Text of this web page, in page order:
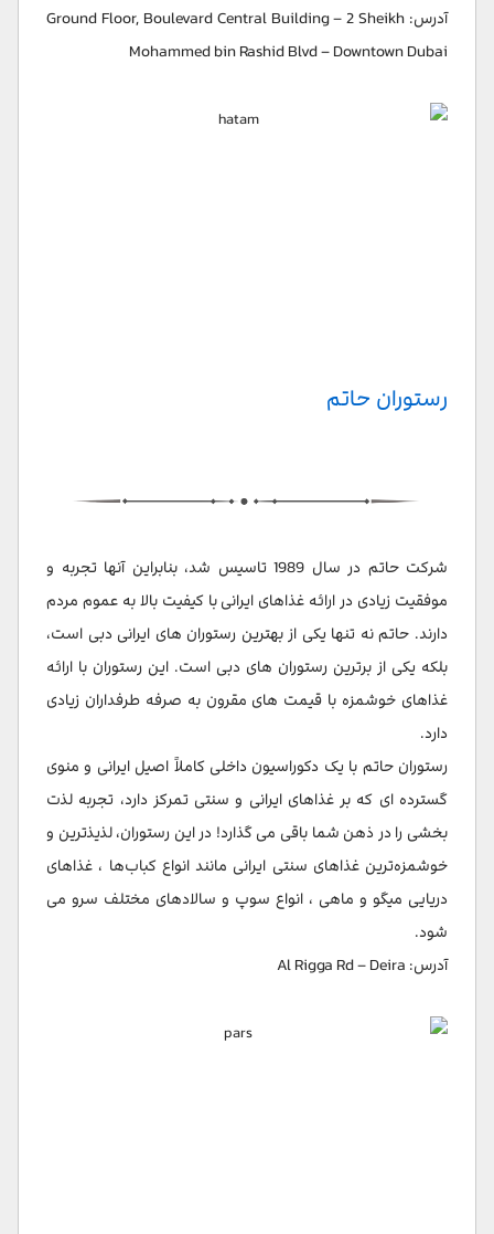
آدرس: Ground Floor, Boulevard Central Building – 2 Sheikh
Mohammed bin Rashid Blvd – Downtown Dubai
رستوران حاتم
شرکت حاتم در سال 1989 تاسیس شد، بنابراین آنها تجربه و
موفقیت زیادی در ارائه غذاهای ایرانی با کیفیت بالا به عموم مردم
دارند. حاتم نه تنها یکی از بهترین رستوران های ایرانی دبی است،
بلکه یکی از برترین رستوران های دبی است. این رستوران با ارائه
غذاهای خوشمزه با قیمت های مقرون به صرفه طرفداران زیادی
دارد.
رستوران حاتم با یک دکوراسیون داخلی کاملاً اصیل ایرانی و منوی
گسترده ای که بر غذاهای ایرانی و سنتی تمرکز دارد، تجربه لذت
بخشی را در ذهن شما باقی می گذارد! در این رستوران، لذیذترین و
خوشمزه‌ترین غذاهای سنتی ایرانی مانند انواع کباب‌ها ، غذاهای
دریایی میگو و ماهی ، انواع سوپ و سالادهای مختلف سرو می
شود.
آدرس: Al Rigga Rd – Deira